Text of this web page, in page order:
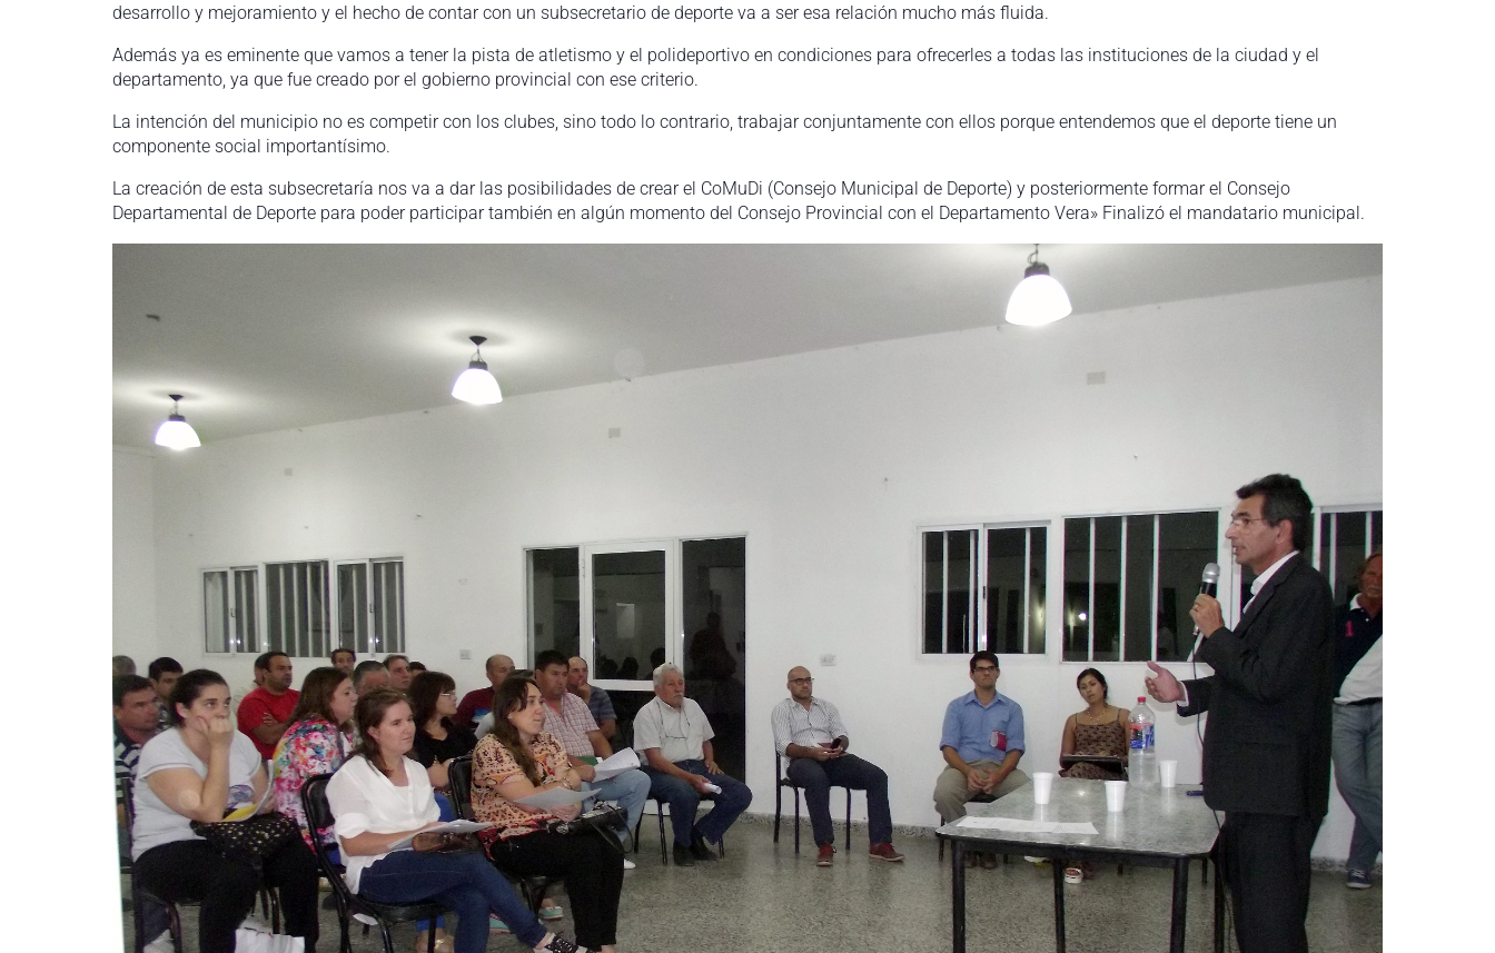
desarrollo y mejoramiento y el hecho de contar con un subsecretario de deporte va a ser esa relación mucho más fluida.
Además ya es eminente que vamos a tener la pista de atletismo y el polideportivo en condiciones para ofrecerles a todas las instituciones de la ciudad y el
departamento, ya que fue creado por el gobierno provincial con ese criterio.
La intención del municipio no es competir con los clubes, sino todo lo contrario, trabajar conjuntamente con ellos porque entendemos que el deporte tiene un
componente social importantísimo.
La creación de esta subsecretaría nos va a dar las posibilidades de crear el CoMuDi (Consejo Municipal de Deporte) y posteriormente formar el Consejo
Departamental de Deporte para poder participar también en algún momento del Consejo Provincial con el Departamento Vera» Finalizó el mandatario municipal.